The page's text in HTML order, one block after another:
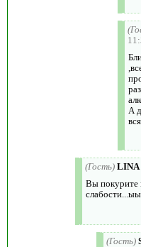
А
(Гость) LINA
Вы покурите
(Гость)